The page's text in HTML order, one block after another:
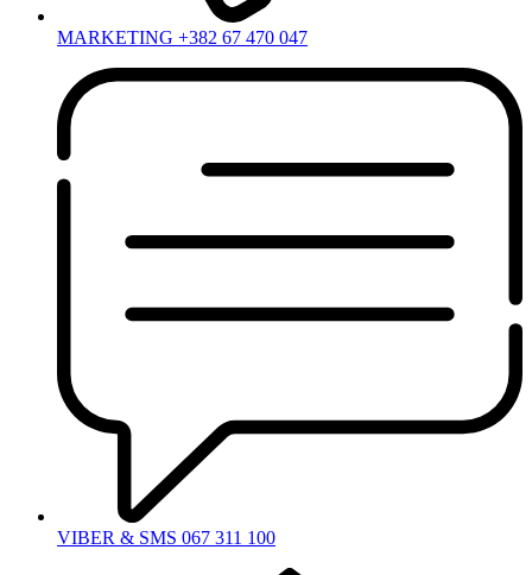
MARKETING +382 67 470 047
VIBER & SMS 067 311 100